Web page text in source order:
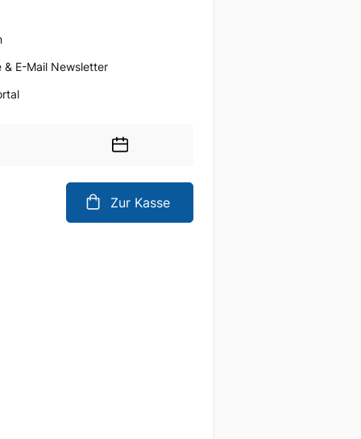
& E-Mail Newsletter
Datum
Zur Kasse